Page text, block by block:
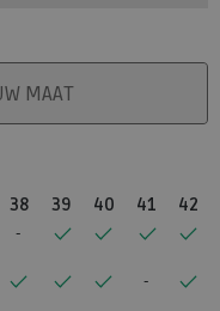
MAAT
38 39 40 41
42